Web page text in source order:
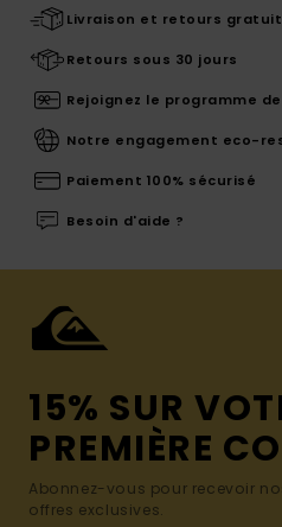
Livraison et retours
Retours sous 30 jours
Rejoignez le programme
Notre engagement eco-
Paiement 100% sécurisé
Besoin d'aide ?
15% SUR
PREMIÈRE
Abonnez-vous pour recevoir
offres exclusives.